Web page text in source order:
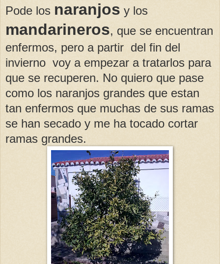
Pode los naranjos y los
mandarineros, que se encuentran
enfermos, pero a partir del fin del
invierno voy a empezar a tratarlos para
que se recuperen. No quiero que pase
como los naranjos grandes que estan
tan enfermos que muchas de sus ramas
se han secado y me ha tocado cortar
ramas grandes.